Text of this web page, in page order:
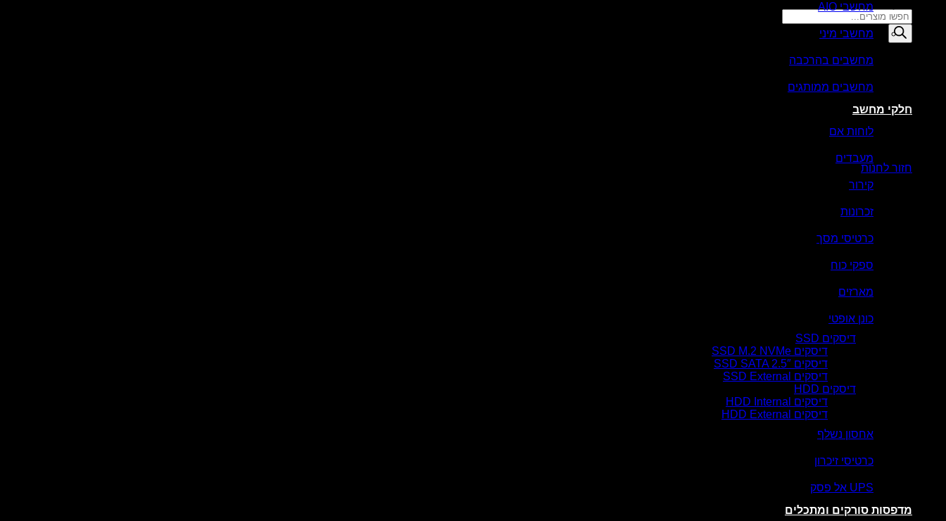
Products
search
סל קניות
חזור לחנות
מחשבי AIO
מחשבי מיני
מחשבים בהרכבה
מחשבים ממותגים
חלקי מחשב
לוחות אם
מעבדים
קירור
זכרונות
כרטיסי מסך
ספקי כוח
מארזים
כונן אופטי
דיסקים SSD
דיסקים SSD M.2 NVMe
דיסקים SSD SATA 2.5″
דיסקים SSD External
דיסקים HDD
דיסקים HDD Internal
דיסקים HDD External
אחסון נשלף
כרטיסי זיכרון
UPS אל פסק
מדפסות סורקים ומתכלים